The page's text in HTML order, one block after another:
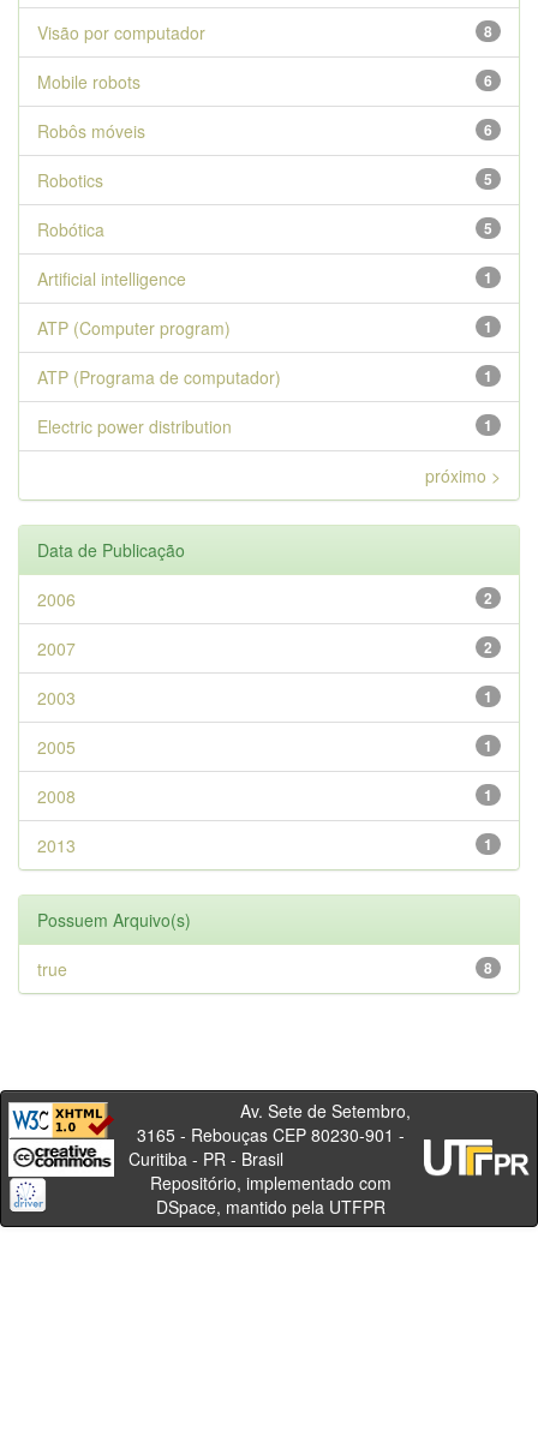
8
Visão por computador
6
Mobile robots
6
Robôs móveis
5
Robotics
5
Robótica
1
Artificial intelligence
1
ATP (Computer program)
1
ATP (Programa de computador)
1
Electric power distribution
próximo >
Data de Publicação
2
2006
2
2007
1
2003
1
2005
1
2008
1
2013
Possuem Arquivo(s)
8
true
Av. Sete de Setembro,
3165 - Rebouças CEP 80230-901 -
Curitiba - PR - Brasil
Repositório, implementado com
DSpace, mantido pela UTFPR